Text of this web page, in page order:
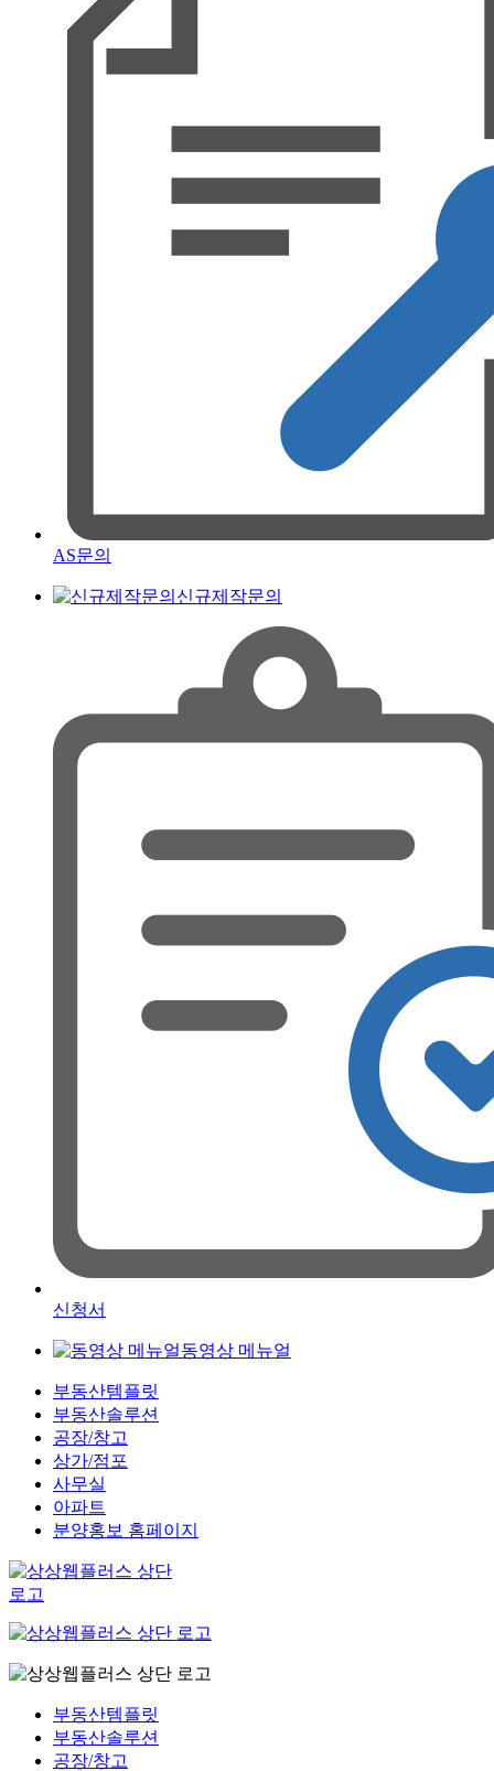
AS문의
신규제작문의
신청서
동영상 메뉴얼
부동산템플릿
부동산솔루션
공장/창고
상가/점포
사무실
아파트
분양홍보 홈페이지
부동산템플릿
부동산솔루션
공장/창고